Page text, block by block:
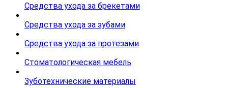
Средства ухода за брекетами
Средства ухода за зубами
Средства ухода за протезами
Стоматологическая мебель
Зуботехнические материалы